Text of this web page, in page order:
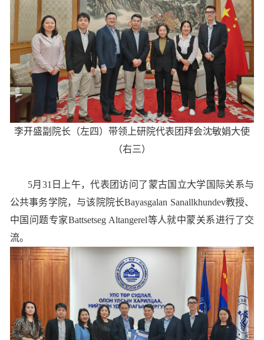
李开盛副院长（左四）带领上研院代表团拜会沈敏娟大使
（右三）
5月31日上午，代表团访问了蒙古国立大学国际关系与
公共事务学院，与该院院长Bayasgalan Sanallkhundev教授、
中国问题专家Battsetseg Altangerel等人就中蒙关系进行了交
流。